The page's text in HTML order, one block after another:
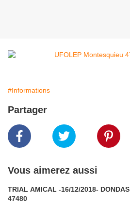
#Informations
Partager
Vous aimerez aussi
TRIAL AMICAL -16/12/2018- DONDAS
47480